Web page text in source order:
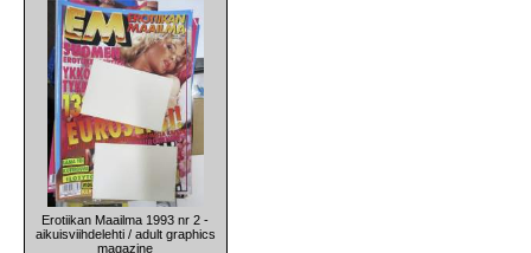
Erotiikan Maailma 1993 nr 2 -
aikuisviihdelehti / adult graphics
magazine